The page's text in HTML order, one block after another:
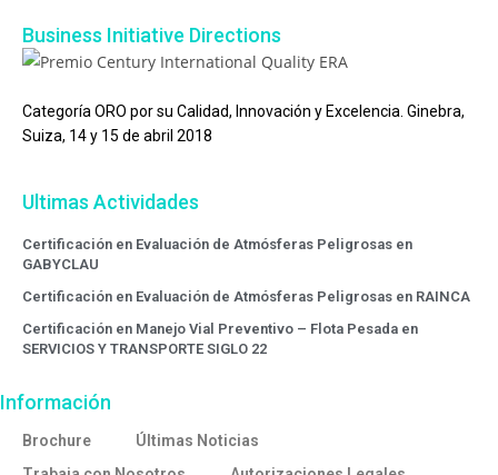
Business Initiative Directions
Categoría ORO por su Calidad, Innovación y Excelencia. Ginebra,
Suiza, 14 y 15 de abril 2018
Ultimas Actividades
Certificación en Evaluación de Atmósferas Peligrosas en
GABYCLAU
Certificación en Evaluación de Atmósferas Peligrosas en RAINCA
Certificación en Manejo Vial Preventivo – Flota Pesada en
SERVICIOS Y TRANSPORTE SIGLO 22
Información
Brochure
Últimas Noticias